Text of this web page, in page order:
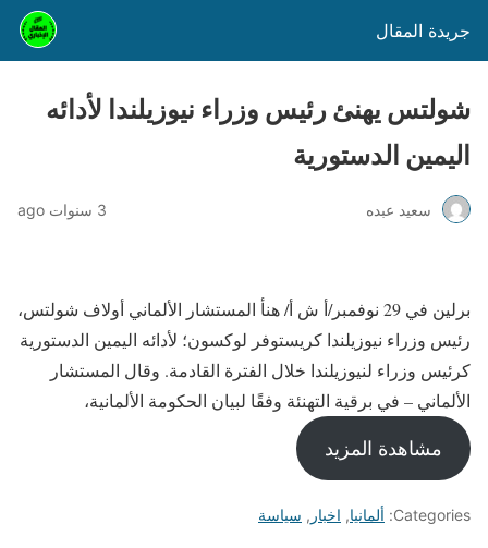
جريدة المقال
شولتس يهنئ رئيس وزراء نيوزيلندا لأدائه
اليمين الدستورية
سعيد عبده 3 سنوات ago
برلين في 29 نوفمبر/أ ش أ/ هنأ المستشار الألماني أولاف شولتس،
رئيس وزراء نيوزيلندا كريستوفر لوكسون؛ لأدائه اليمين الدستورية
كرئيس وزراء لنيوزيلندا خلال الفترة القادمة. وقال المستشار
الألماني – في برقية التهنئة وفقًا لبيان الحكومة الألمانية،
مشاهدة المزيد
Categories: ألمانيا, اخبار , سياسة